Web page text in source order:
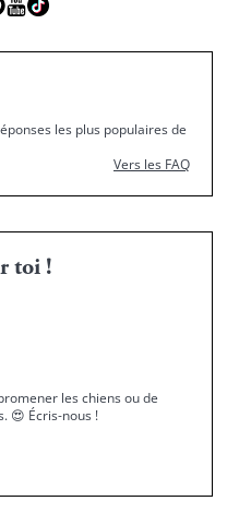
les plus populaires de
Vers les FAQ
toi !
les chiens ou de
😍 Écris-nous !